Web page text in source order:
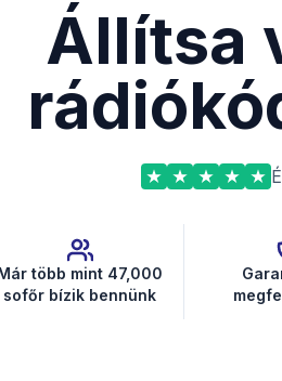
Állítsa
több mint 47,000
sofőr bízik bennünk